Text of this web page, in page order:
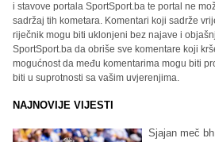
i stavove portala SportSport.ba te portal ne
sadržaj tih kometara. Komentari koji sadrže
riječnik mogu biti uklonjeni bez najave i
SportSport.ba da obriše sve komentare koji
mogućnost da među komentarima mogu biti
biti u suprotnosti sa vašim uvjerenjima.
NAJNOVIJE VIJESTI
Sjajan meč